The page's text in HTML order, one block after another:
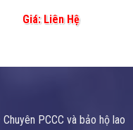
Giá: Liên Hệ
PCCC và bảo hộ lao